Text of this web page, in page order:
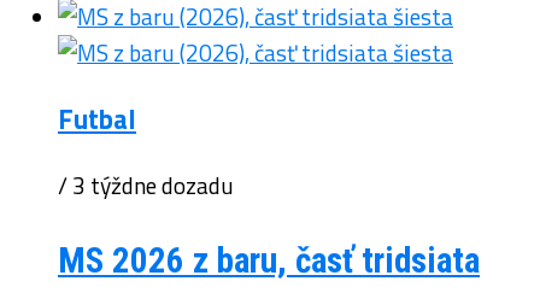
Futbal
/ 3 týždne dozadu
MS 2026 z baru, časť tridsiata